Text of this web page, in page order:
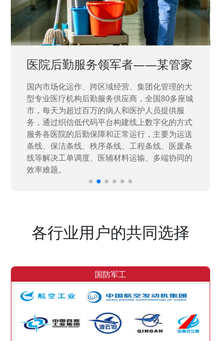
中国兵器工业集团——银光化学
国家“一五”期间156个重点项目之一。属于国家
高新技术企业，在信息化升级建设中，存在大
量“小、散、碎”的信息化需求，需要投入大量人
力资源进行开发，通过引入织信低代码平台，解
决当下遇到的各类业务难题，提升整体的IT研发
效率。
各行业用户的共同选择
国防军工